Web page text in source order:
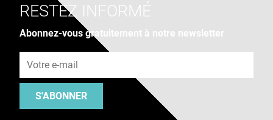
RESTEZ INFORMÉ
Abonnez-vous gratuitement à notre newsletter
S'ABONNER